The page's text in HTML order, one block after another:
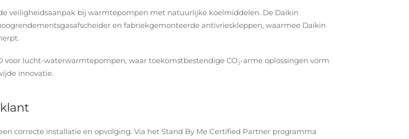
veiligheidsaanpak bij warmtepompen met natuurlijke koelmiddelen. De Daikin
en fabriekgemonteerde antivrieskleppen, waarmee Daikin
lucht-waterwarmtepompen, waar toekomstbestendige CO₂-arme oplossingen vorm
innovatie.
correcte installatie en opvolging. Via het Stand By Me Certified Partner programma